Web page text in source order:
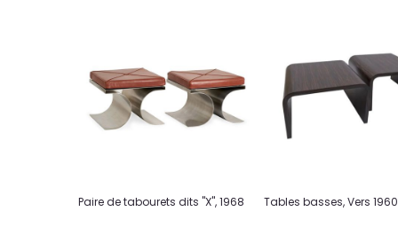
Paire de tabourets dits "X", 1968 Tables basses, Vers 1960